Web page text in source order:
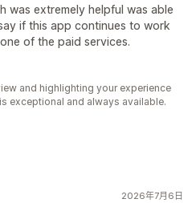
was extremely helpful was able
if this app continues to work
of the paid services.
and highlighting your experience
exceptional and always available.
2026年7月6日